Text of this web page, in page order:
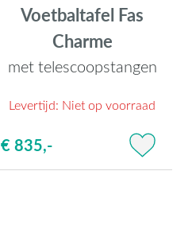
Voetbaltafel Fas
Charme
met telescoopstangen
Levertijd: Niet op voorraad
€ 835,-